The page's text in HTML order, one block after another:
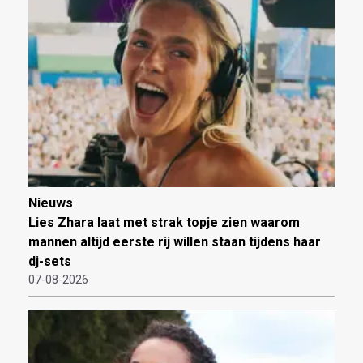
Nieuws
Lies Zhara laat met strak topje zien waarom
mannen altijd eerste rij willen staan tijdens haar
dj-sets
07-08-2026